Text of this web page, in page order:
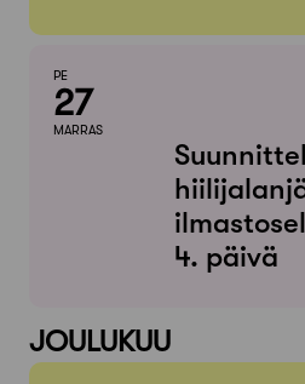
PE
27
MARRAS
4. päivä
JOULUKUU